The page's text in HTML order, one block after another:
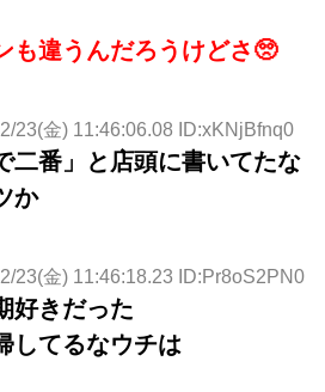
も違うんだろうけどさ🥺
23(金) 11:46:06.08 ID:xKNjBfnq0
二番」と店頭に書いてたな
か
23(金) 11:46:18.23 ID:Pr8oS2PN0
好きだった
してるなウチは